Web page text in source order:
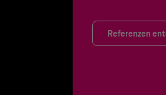
Referenzen